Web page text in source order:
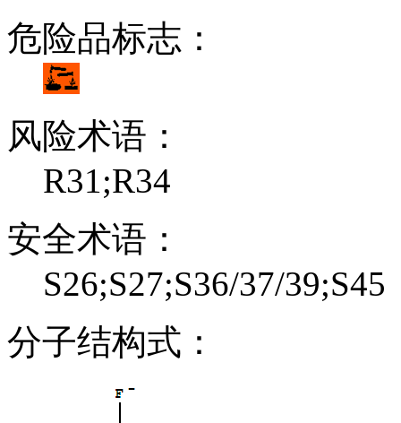
危险品标志：
风险术语：
R31;R34
安全术语：
S26;S27;S36/37/39;S45
分子结构式：